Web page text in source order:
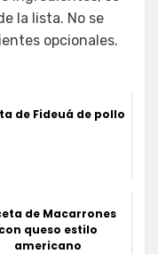
la lista. No se
opcionales.
de Fideuá de pollo
de Macarrones
con queso estilo
americano